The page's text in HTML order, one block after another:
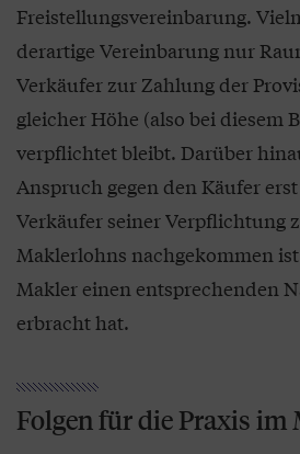
Freistellungsvereinbarung.
derartige Vereinbarung nur
Verkäufer zur Zahlung der
gleicher Höhe (also bei diesem
verpflichtet bleibt. Darüber
Anspruch gegen den Käufer
Verkäufer seiner Verpflichtung
Maklerlohns nachgekommen
Makler einen entsprechenden
erbracht hat.
Folgen für die Praxis im